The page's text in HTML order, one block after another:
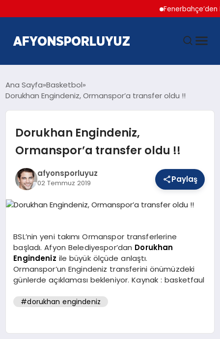
Fenerbahçe’den
AFYONSPOR
FUTBOL
Ana Sayfa Basketbol
Dorukhan Engindeniz, Ormanspor’a transfer oldu !!
Dorukhan Engindeniz,
Ormanspor’a transfer oldu !!
afyonsporluyuz
02 Temmuz 2019 Paylaş
BSL’nin yeni takımı Ormanspor transferlerine
başladı. Afyon Belediyespor’dan Dorukhan
Engindeniz ile büyük ölçüde anlaştı.
Ormanspor’un Engindeniz transferini önümüzdeki
günlerde açıklaması bekleniyor. Kaynak : basketfaul
#dorukhan engindeniz